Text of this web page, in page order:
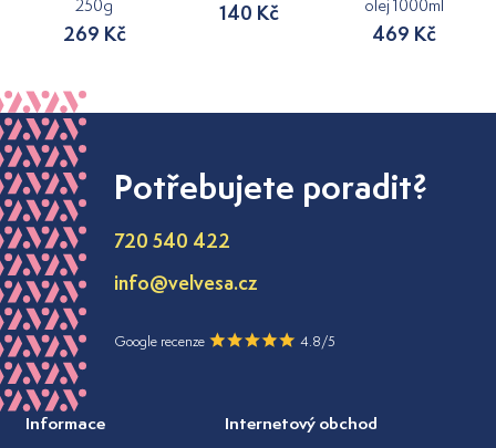
250g
269 Kč
140 Kč
olej 1000ml
469 Kč
Potřebujete poradit?
720 540 422
info@velvesa.cz
Google recenze 4.8/5
Informace Internetový obchod